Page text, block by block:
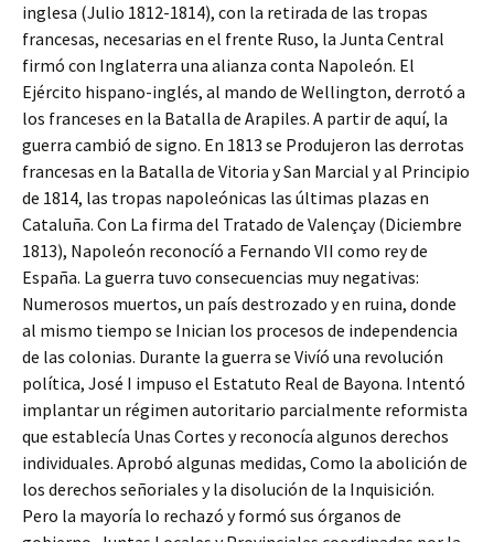
inglesa (Julio 1812-1814), con la retirada de las tropas
francesas, necesarias en el frente Ruso, la Junta Central
firmó con Inglaterra una alianza conta Napoleón. El
Ejército hispano-inglés, al mando de Wellington, derrotó a
los franceses en la Batalla de Arapiles. A partir de aquí, la
guerra cambió de signo. En 1813 se Produjeron las derrotas
francesas en la Batalla de Vitoria y San Marcial y al Principio
de 1814, las tropas napoleónicas las últimas plazas en
Cataluña. Con La firma del Tratado de Valençay (Diciembre
1813), Napoleón reconocíó a Fernando VII como rey de
España. La guerra tuvo consecuencias muy negativas:
Numerosos muertos, un país destrozado y en ruina, donde
al mismo tiempo se Inician los procesos de independencia
de las colonias. Durante la guerra se Vivíó una revolución
política, José I impuso el Estatuto Real de Bayona. Intentó
implantar un régimen autoritario parcialmente reformista
que establecía Unas Cortes y reconocía algunos derechos
individuales. Aprobó algunas medidas, Como la abolición de
los derechos señoriales y la disolución de la Inquisición.
Pero la mayoría lo rechazó y formó sus órganos de